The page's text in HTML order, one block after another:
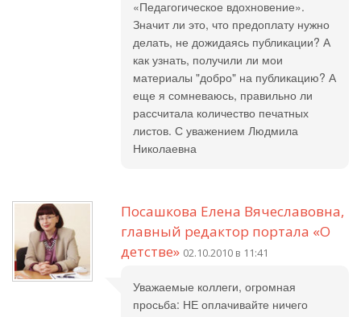
«Педагогическое вдохновение».
Значит ли это, что предоплату нужно
делать, не дожидаясь публикации? А
как узнать, получили ли мои
материалы "добро" на публикацию? А
еще я сомневаюсь, правильно ли
рассчитала количество печатных
листов. С уважением Людмила
Николаевна
Посашкова Елена Вячеславовна,
главный редактор портала «О
детстве» 02.10.2010 в 11:41
Уважаемые коллеги, огромная
просьба: НЕ оплачивайте ничего